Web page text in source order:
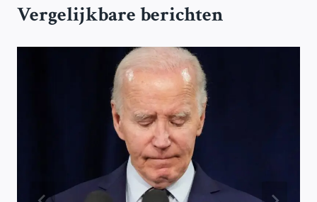
Vergelijkbare berichten